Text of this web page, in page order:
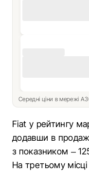
Середні ціни в мережі
Fiat у рейтингу
додавши в
з показником –
На третьому